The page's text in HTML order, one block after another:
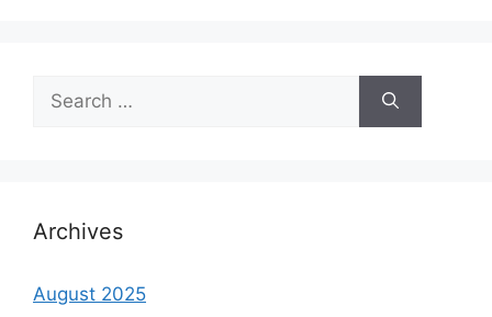
Search
for:
Archives
August 2025